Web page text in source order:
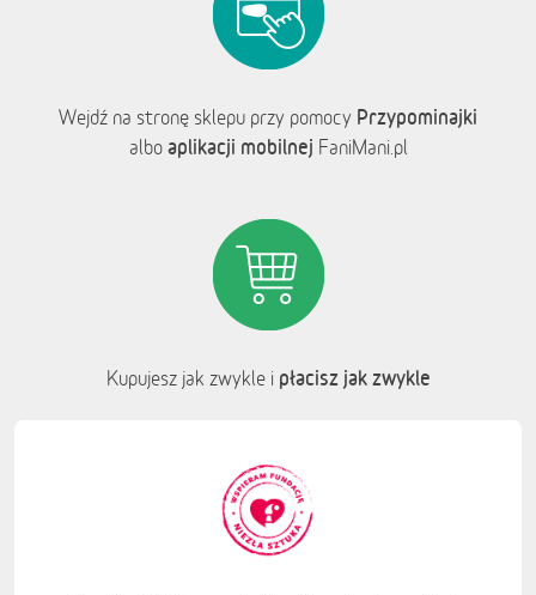
Wejdź na stronę sklepu przy pomocy Przypominajki
albo aplikacji mobilnej FaniMani.pl
Kupujesz jak zwykle i płacisz jak zwykle